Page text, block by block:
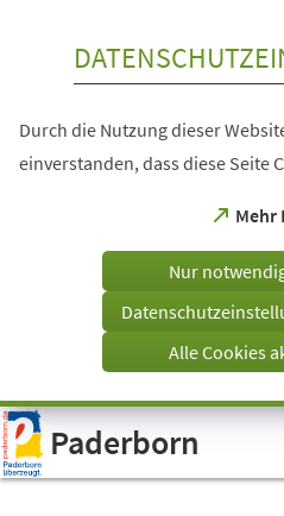
Visuelle
Assistenzsoftware
öffnen.
Durch die Nutzung dieser
einverstanden, dass diese Seite
Mehr
(Öffnet
einem
Tab)
Nur
Alle Cookies
Paderborn